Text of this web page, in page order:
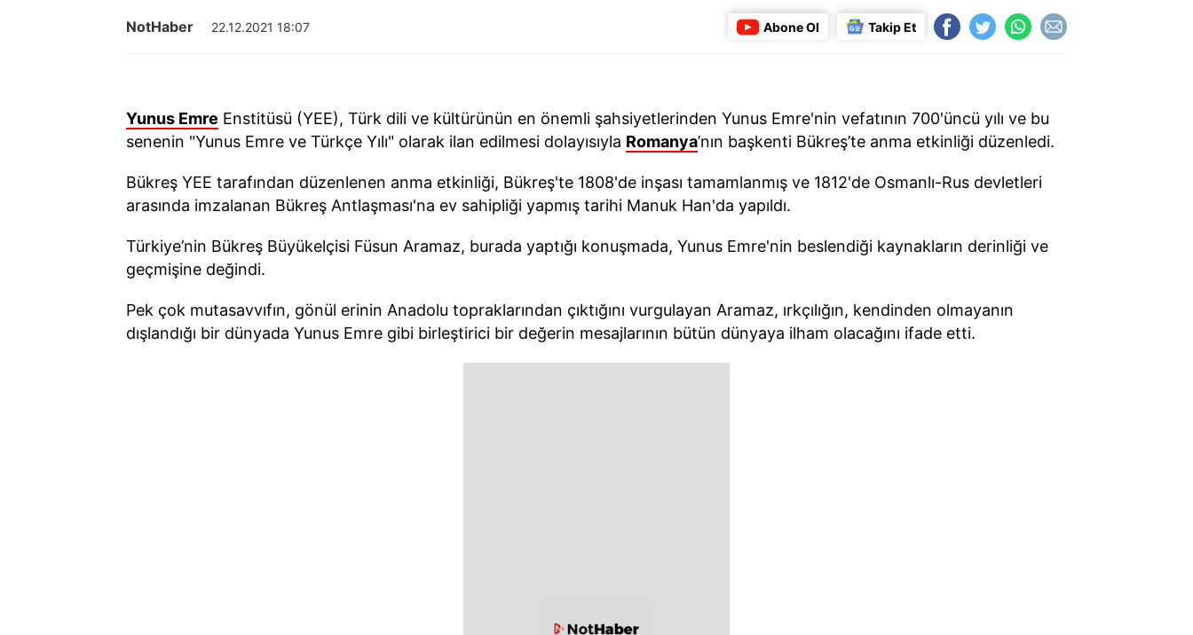
NotHaber 22.12.2021 18:07 Abone Ol Takip Et
Yunus Emre Enstitüsü (YEE), Türk dili ve kültürünün en önemli şahsiyetlerinden Yunus Emre'nin vefatının 700'üncü yılı ve bu
senenin "Yunus Emre ve Türkçe Yılı" olarak ilan edilmesi dolayısıyla Romanya’nın başkenti Bükreş’te anma etkinliği düzenledi.
Bükreş YEE tarafından düzenlenen anma etkinliği, Bükreş'te 1808'de inşası tamamlanmış ve 1812'de Osmanlı-Rus devletleri
arasında imzalanan Bükreş Antlaşması'na ev sahipliği yapmış tarihi Manuk Han'da yapıldı.
Türkiye’nin Bükreş Büyükelçisi Füsun Aramaz, burada yaptığı konuşmada, Yunus Emre'nin beslendiği kaynakların derinliği ve
geçmişine değindi.
Pek çok mutasavvıfın, gönül erinin Anadolu topraklarından çıktığını vurgulayan Aramaz, ırkçılığın, kendinden olmayanın
dışlandığı bir dünyada Yunus Emre gibi birleştirici bir değerin mesajlarının bütün dünyaya ilham olacağını ifade etti.